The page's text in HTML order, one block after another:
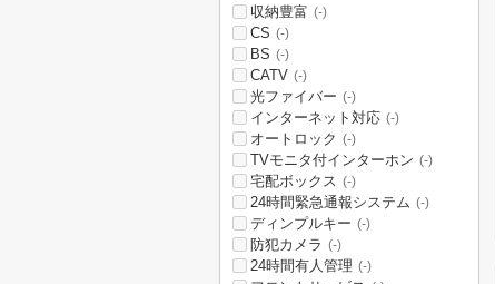
収納豊富 (-)
CS (-)
BS (-)
CATV (-)
光ファイバー (-)
インターネット対応 (-)
オートロック (-)
TVモニタ付インターホン (-)
宅配ボックス (-)
24時間緊急通報システム (-)
ディンプルキー (-)
防犯カメラ (-)
24時間有人管理 (-)